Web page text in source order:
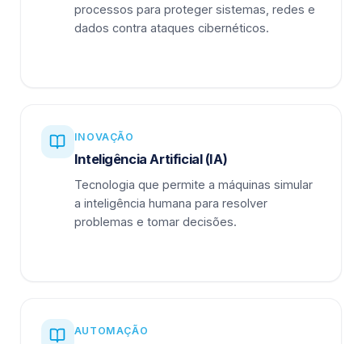
processos para proteger sistemas, redes e
dados contra ataques cibernéticos.
INOVAÇÃO
Inteligência Artificial (IA)
Tecnologia que permite a máquinas simular
a inteligência humana para resolver
problemas e tomar decisões.
AUTOMAÇÃO